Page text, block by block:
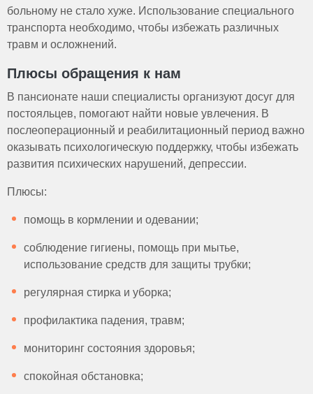
больному не стало хуже. Использование специального
транспорта необходимо, чтобы избежать различных
травм и осложнений.
Плюсы обращения к нам
В пансионате наши специалисты организуют досуг для
постояльцев, помогают найти новые увлечения. В
послеоперационный и реабилитационный период важно
оказывать психологическую поддержку, чтобы избежать
развития психических нарушений, депрессии.
Плюсы:
помощь в кормлении и одевании;
соблюдение гигиены, помощь при мытье,
использование средств для защиты трубки;
регулярная стирка и уборка;
профилактика падения, травм;
мониторинг состояния здоровья;
спокойная обстановка;